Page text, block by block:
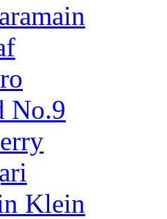
No.9
Klein